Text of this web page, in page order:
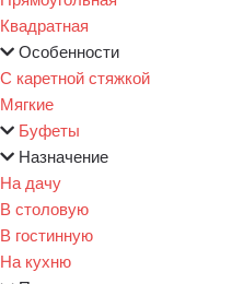
Квадратная
Особенности
С каретной стяжкой
Мягкие
Буфеты
Назначение
На дачу
В столовую
В гостинную
На кухню